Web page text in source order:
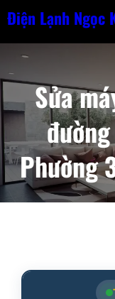
Chuyển
nội
Điện Lạnh Ngọc
Sửa
Phường